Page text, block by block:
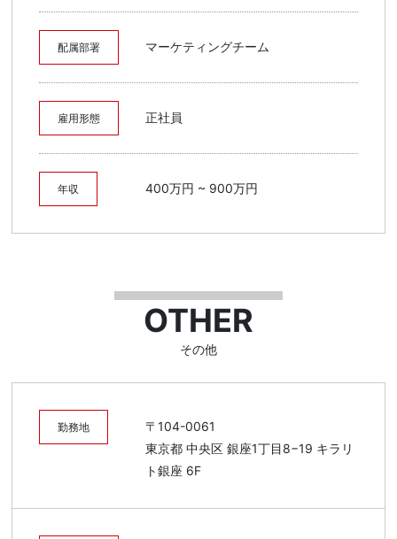
配属部署 マーケティングチーム
雇用形態 正社員
年収 400万円 ~ 900万円
OTHER
その他
勤務地
〒104-0061
東京都 中央区 銀座1丁目8−19 キラリ
ト銀座 6F